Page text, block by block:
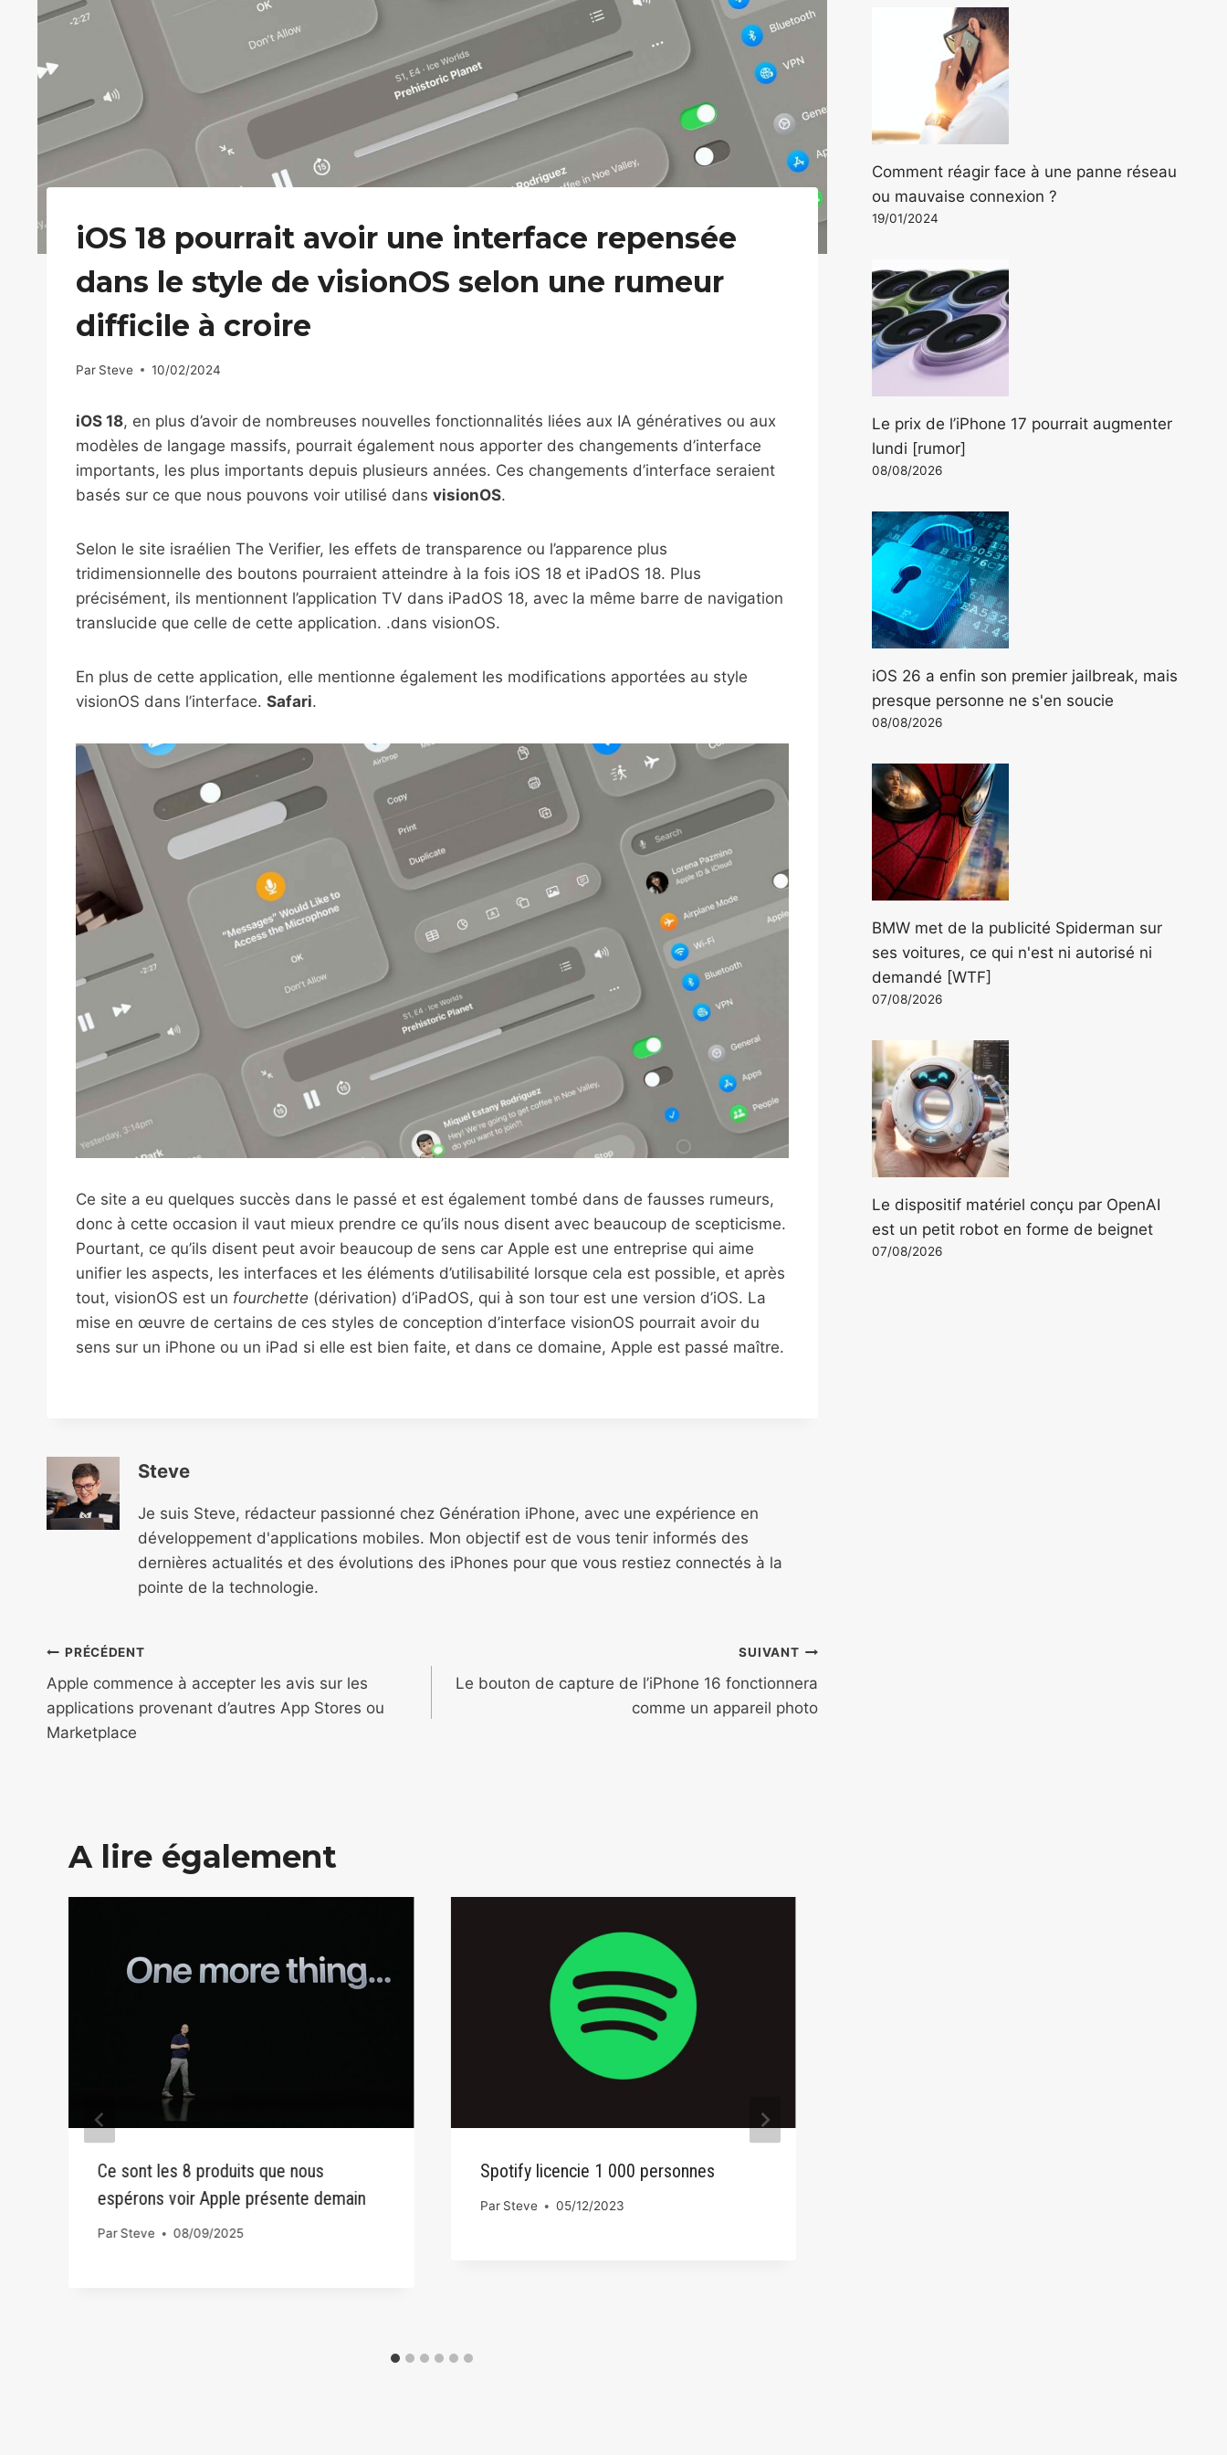
iOS 18 pourrait avoir une interface repensée
dans le style de visionOS selon une rumeur
difficile à croire
Par Steve 10/02/2024
iOS 18, en plus d’avoir de nombreuses nouvelles fonctionnalités liées aux IA génératives ou aux
modèles de langage massifs, pourrait également nous apporter des changements d’interface
importants, les plus importants depuis plusieurs années. Ces changements d’interface seraient
basés sur ce que nous pouvons voir utilisé dans visionOS.
Selon le site israélien The Verifier, les effets de transparence ou l’apparence plus
tridimensionnelle des boutons pourraient atteindre à la fois iOS 18 et iPadOS 18. Plus
précisément, ils mentionnent l’application TV dans iPadOS 18, avec la même barre de navigation
translucide que celle de cette application. .dans visionOS.
En plus de cette application, elle mentionne également les modifications apportées au style
visionOS dans l’interface. Safari.
Ce site a eu quelques succès dans le passé et est également tombé dans de fausses rumeurs,
donc à cette occasion il vaut mieux prendre ce qu’ils nous disent avec beaucoup de scepticisme.
Pourtant, ce qu’ils disent peut avoir beaucoup de sens car Apple est une entreprise qui aime
unifier les aspects, les interfaces et les éléments d’utilisabilité lorsque cela est possible, et après
tout, visionOS est un fourchette (dérivation) d’iPadOS, qui à son tour est une version d’iOS. La
mise en œuvre de certains de ces styles de conception d’interface visionOS pourrait avoir du
sens sur un iPhone ou un iPad si elle est bien faite, et dans ce domaine, Apple est passé maître.
Steve
Je suis Steve, rédacteur passionné chez Génération iPhone, avec une expérience en
développement d'applications mobiles. Mon objectif est de vous tenir informés des
dernières actualités et des évolutions des iPhones pour que vous restiez connectés à la
pointe de la technologie.
Navigation
de
l’article
PRÉCÉDENT
Apple commence à accepter les avis sur les
applications provenant d’autres App Stores ou
Marketplace
SUIVANT
Le bouton de capture de l’iPhone 16 fonctionnera
comme un appareil photo
A lire également
Ce sont les 8 produits que nous
espérons voir Apple présente demain
ParSteve 08/09/2025
Spotify licencie 1 000 personnes
Par Steve 05/12/2023
Comment réagir face à une panne réseau
ou mauvaise connexion ?
19/01/2024
Le prix de l’iPhone 17 pourrait augmenter
lundi [rumor]
08/08/2026
iOS 26 a enfin son premier jailbreak, mais
presque personne ne s'en soucie
08/08/2026
BMW met de la publicité Spiderman sur
ses voitures, ce qui n'est ni autorisé ni
demandé [WTF]
07/08/2026
Le dispositif matériel conçu par OpenAI
est un petit robot en forme de beignet
07/08/2026